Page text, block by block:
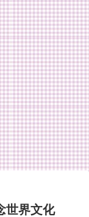
世界文化